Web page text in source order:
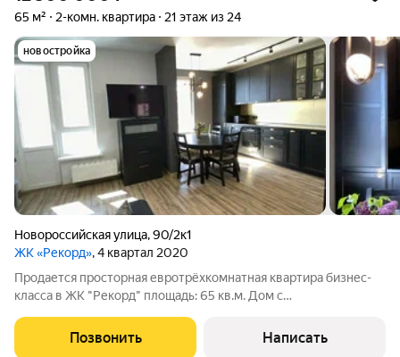
65 м² 2-комн. квартира 21 этаж из 24
новостройка
Новороссийская улица,90/2к1
ЖК «Рекорд», 4 квартал 2020
Продается просторная евротрёхкомнатная квартира бизнес-
класса в ЖК "Рекорд" площадь: 65 кв.м. Дом с
системой видеонаблюдения. Благоустроенный двор без
машин, современные детские и спортивные
Позвонить Написать